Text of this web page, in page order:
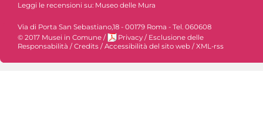
Leggi le recensioni su: Museo delle Mura
Via di Porta San Sebastiano,18 - 00179 Roma - Tel. 060608
© 2017 Musei in Comune / Privacy / Esclusione delle
Responsabilità / Credits / Accessibilità del sito web / XML-rss